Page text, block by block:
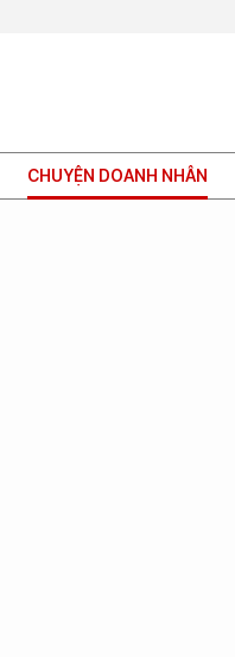
CHUYỆN DOANH NHÂN